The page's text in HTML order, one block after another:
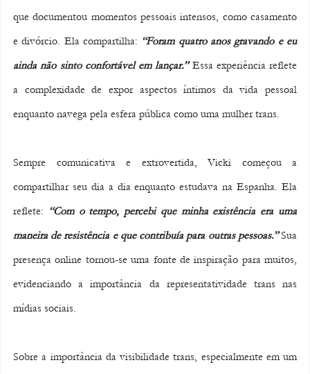
que documentou momentos pessoais intensos, como casamento
e divórcio. Ela compartilha: “Foram quatro anos gravando e eu
ainda não sinto confortável em lançar.” Essa experiência reflete
a complexidade de expor aspectos íntimos da vida pessoal
enquanto navega pela esfera pública como uma mulher trans.
Sempre comunicativa e extrovertida, Vicki começou a
compartilhar seu dia a dia enquanto estudava na Espanha. Ela
reflete: “Com o tempo, percebi que minha existência era uma
maneira de resistência e que contribuía para outras pessoas.” Sua
presença online tornou-se uma fonte de inspiração para muitos,
evidenciando a importância da representatividade trans nas
mídias sociais.
Sobre a importância da visibilidade trans, especialmente em um